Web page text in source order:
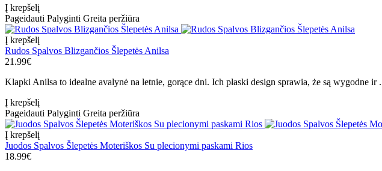
Į krepšelį
Pageidauti Palyginti Greita peržiūra
Į krepšelį
Rudos Spalvos Blizgančios Šlepetės Anilsa
21.99€
Klapki Anilsa to idealne avalynė na letnie, gorące dni. Ich płaski design sprawia, że są wygodne ir
Į krepšelį
Pageidauti Palyginti Greita peržiūra
Į krepšelį
Juodos Spalvos Šlepetės Moteriškos Su plecionymi paskami Rios
18.99€